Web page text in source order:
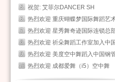
祝贺: 艾菲尔DANCER SH
热烈欢迎 重庆蝴蝶梦国际舞蹈艺
热烈欢迎 星秀舞奇迹国际连锁总
热烈欢迎 祈朵舞蹈工作室加入中国
热烈欢迎 美度空中舞蹈入中国钢
热烈欢迎 成都爱舞（i5）空中舞